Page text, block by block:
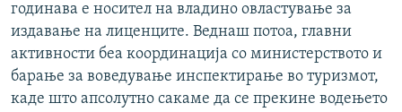
годинава е носител на владино овластување за
издавање на лиценците. Веднаш потоа, главни
активности беа координација со министерството и
барање за воведување инспектирање во туризмот,
каде што апсолутно сакаме да се прекине водењето